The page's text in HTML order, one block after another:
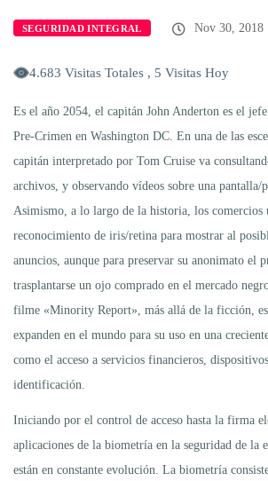
SEGURIDAD INTEGRAL Nov 30, 2018
4.683 Visitas Totales , 5 Visitas Hoy
Es el año 2054, el capitán John Anderton es el
Pre-Crimen en Washington DC. En una de las
capitán interpretado por Tom Cruise va
archivos, y observando vídeos sobre una pantalla/
Asimismo, a lo largo de la historia, los comercios
reconocimiento de iris/retina para mostrar al
anuncios, aunque para preservar su anonimato el
trasplantarse un ojo comprado en el mercado
filme «Minority Report», más allá de la ficción,
expanden en el mundo para su uso en una
como el acceso a servicios financieros,
identificación.
Iniciando por el control de acceso hasta la firma
aplicaciones de la biometría en la seguridad de la
están en constante evolución. La biometría